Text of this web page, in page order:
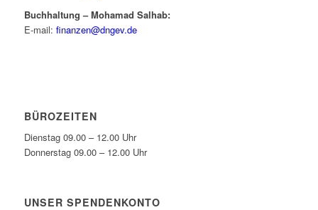
Buchhaltung – Mohamad Salhab:
E-mail: finanzen@dngev.de
BÜROZEITEN
Dienstag 09.00 – 12.00 Uhr
Donnerstag 09.00 – 12.00 Uhr
UNSER SPENDENKONTO